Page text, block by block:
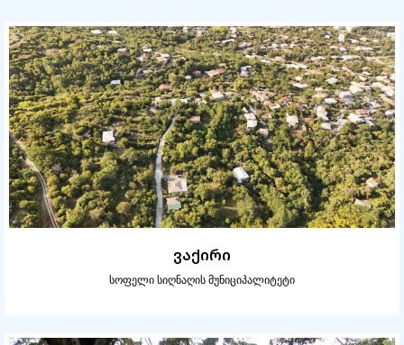
ვაქირი
სოფელი სიღნაღის მუნიციპალიტეტი